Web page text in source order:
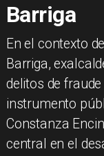
Barriga
​​En el contexto
Barriga,
delitos de
instrumento
Constanza
central en el